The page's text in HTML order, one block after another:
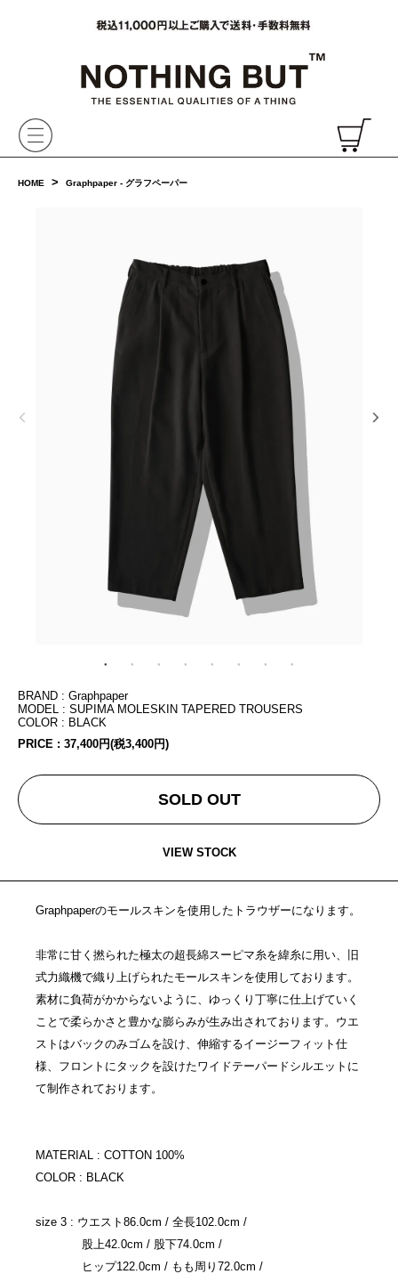
HOME > Graphpaper - グラフペーパー
BRAND : Graphpaper
MODEL : SUPIMA MOLESKIN TAPERED TROUSERS
COLOR : BLACK
PRICE : 37,400円(税3,400円)
SOLD OUT
VIEW STOCK
Graphpaperのモールスキンを使用したトラウザーになります。
非常に甘く撚られた極太の超長綿スーピマ糸を緯糸に用い、旧
式力織機で織り上げられたモールスキンを使用しております。
素材に負荷がかからないように、ゆっくり丁寧に仕上げていく
ことで柔らかさと豊かな膨らみが生み出されております。ウエ
ストはバックのみゴムを設け、伸縮するイージーフィット仕
様、フロントにタックを設けたワイドテーパードシルエットに
て制作されております。
MATERIAL : COTTON 100%
COLOR : BLACK
size 3 : ウエスト86.0cm / 全長102.0cm /
股上42.0cm / 股下74.0cm /
ヒップ122.0cm / もも周り72.0cm /